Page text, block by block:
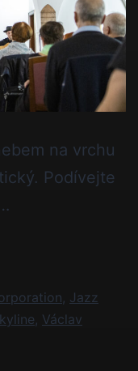
na vrchu
Podívejte
, Jazz
, Václav